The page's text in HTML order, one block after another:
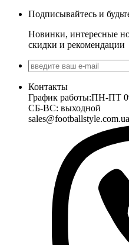
Подписывайтесь и
Новинки, интересные
скидки и рекомендации
Контакты
График работы:ПН-ПТ
СБ-ВС: выходной
sales@footballstyle.com.ua